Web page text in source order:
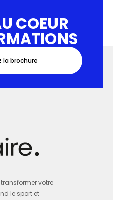
COEUR
la brochure
votre
le sport et